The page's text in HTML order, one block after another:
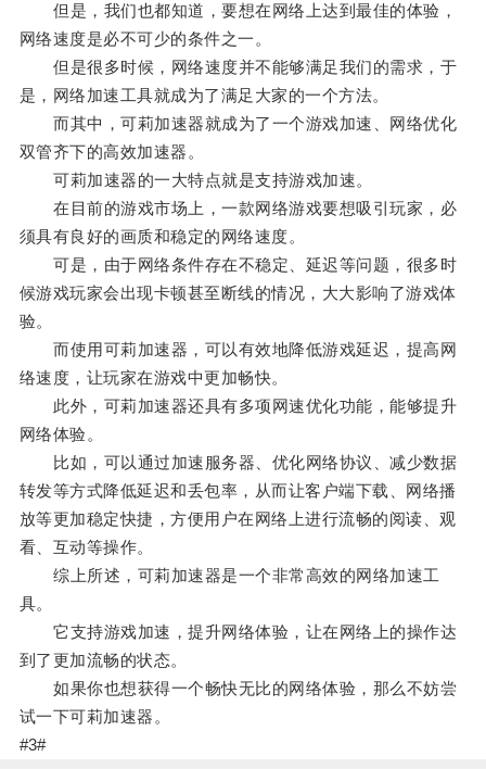
但是，我们也都知道，要想在网络上达到最佳的体验，
网络速度是必不可少的条件之一。
但是很多时候，网络速度并不能够满足我们的需求，于
是，网络加速工具就成为了满足大家的一个方法。
而其中，可莉加速器就成为了一个游戏加速、网络优化
双管齐下的高效加速器。
可莉加速器的一大特点就是支持游戏加速。
在目前的游戏市场上，一款网络游戏要想吸引玩家，必
须具有良好的画质和稳定的网络速度。
可是，由于网络条件存在不稳定、延迟等问题，很多时
候游戏玩家会出现卡顿甚至断线的情况，大大影响了游戏体
验。
而使用可莉加速器，可以有效地降低游戏延迟，提高网
络速度，让玩家在游戏中更加畅快。
此外，可莉加速器还具有多项网速优化功能，能够提升
网络体验。
比如，可以通过加速服务器、优化网络协议、减少数据
转发等方式降低延迟和丢包率，从而让客户端下载、网络播
放等更加稳定快捷，方便用户在网络上进行流畅的阅读、观
看、互动等操作。
综上所述，可莉加速器是一个非常高效的网络加速工
具。
它支持游戏加速，提升网络体验，让在网络上的操作达
到了更加流畅的状态。
如果你也想获得一个畅快无比的网络体验，那么不妨尝
试一下可莉加速器。
#3#